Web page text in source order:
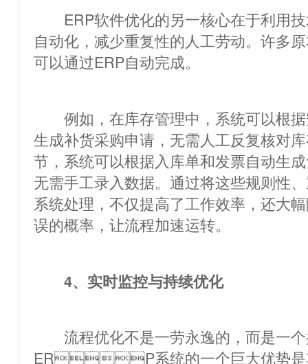
ERP软件优化的另一核心在于利用技术手
自动化，减少重复性的人工劳动。许多
可以通过ERP自动完成。
例如，在库存管理中，系统可以根
生成补货采购申请，无需人工反复核对
节，系统可以根据入库单和发票自动生
无需手工录入数据。通过将这些规则性
系统处理，不仅提高了工作效率，还大
误的概率，让流程加速运转。
4、实时监控与持续优化
流程优化不是一劳永逸的，而是一个
ERP系统的一个巨大优势是其强大